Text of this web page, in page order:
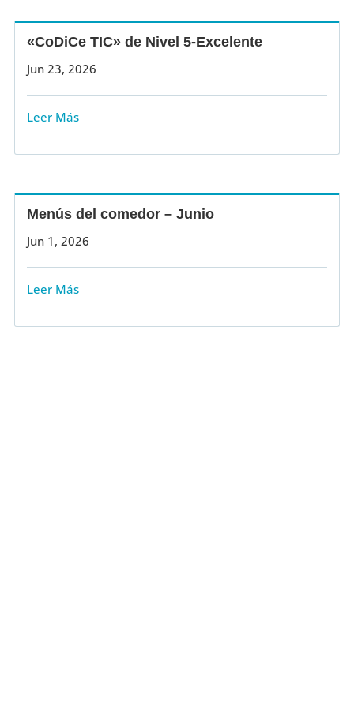
«CoDiCe TIC» de Nivel 5-Excelente
Jun 23, 2026
Leer Más
Menús del comedor – Junio
Jun 1, 2026
Leer Más